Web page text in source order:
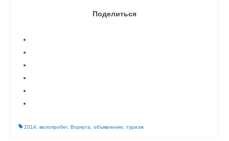
Поделиться
2014 велопробег, Воркута объявление туризм